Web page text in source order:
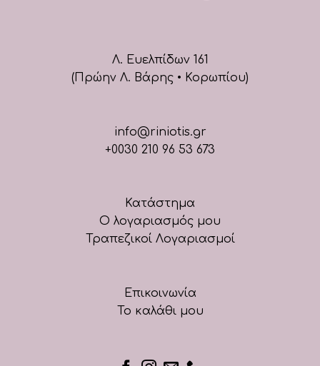
Λ. Ευελπίδων 161
(Πρώην Λ. Βάρης • Κορωπίου)
info@riniotis.gr
+0030 210 96 53 673
Κατάστημα
Ο λογαριασμός μου
Τραπεζικοί Λογαριασμοί
Επικοινωνία
Το καλάθι μου